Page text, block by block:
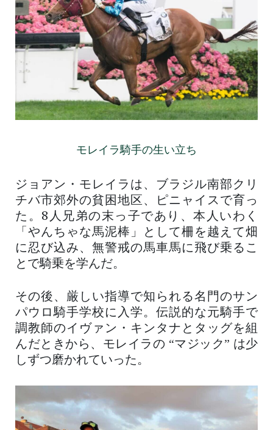
モレイラ騎手の生い立ち
ジョアン・モレイラは、ブラジル南部クリ
チバ市郊外の貧困地区、ピニャイスで育っ
た。8人兄弟の末っ子であり、本人いわく
「やんちゃな馬泥棒」として柵を越えて畑
に忍び込み、無警戒の馬車馬に飛び乗るこ
とで騎乗を学んだ。
その後、厳しい指導で知られる名門のサン
パウロ騎手学校に入学。伝説的な元騎手で
調教師のイヴァン・キンタナとタッグを組
んだときから、モレイラの “マジック” は少
しずつ磨かれていった。